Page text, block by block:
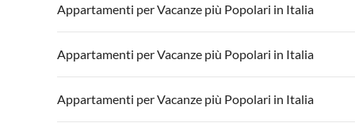
Appartamenti per Vacanze in Italia
Appartamenti per Vacanze in Lago di Garda
Appartamenti per Vacanze più Popolari in Italia
Appartamenti per Vacanze in Italia
Appartamenti per Vacanze in Lago di Garda
Appartamenti per Vacanze più Popolari in Italia
Appartamenti per Vacanze in Italia
Appartamenti per Vacanze più Popolari in Italia